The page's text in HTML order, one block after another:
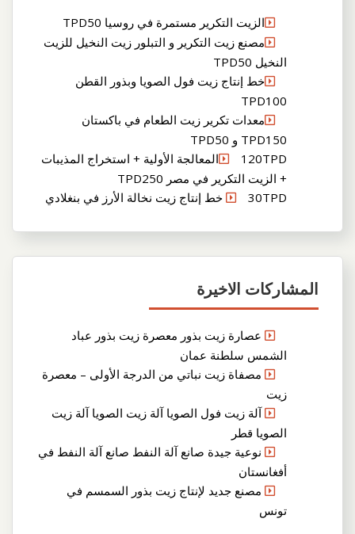
الزيت التكرير مستمرة في روسيا TPD50
مصنع زيت التكرير و التبلور زيت النخيل للزيت
النخيل TPD50
خط إنتاج زيت فول الصويا وبذور القطن
TPD100
معدات تكرير زيت الطعام في باكستان
TPD150 و TPD50
120TPDالمعالجة الأولية + استخراج المذيبات
+ الزيت التكرير في مصر TPD250
30TPD خط إنتاج زيت نخالة الأرز في بنغلادي
المشاركات الاخيرة
عصارة زيت بذور معصرة زيت بذور عباد
الشمس سلطنة عمان
مصفاة زيت نباتي من الدرجة الأولى – معصرة
زيت
آلة زيت فول الصويا آلة زيت الصويا آلة زيت
الصويا قطر
نوعية جيدة صانع آلة النفط صانع آلة النفط في
أفغانستان
مصنع جديد لإنتاج زيت بذور السمسم في
تونس